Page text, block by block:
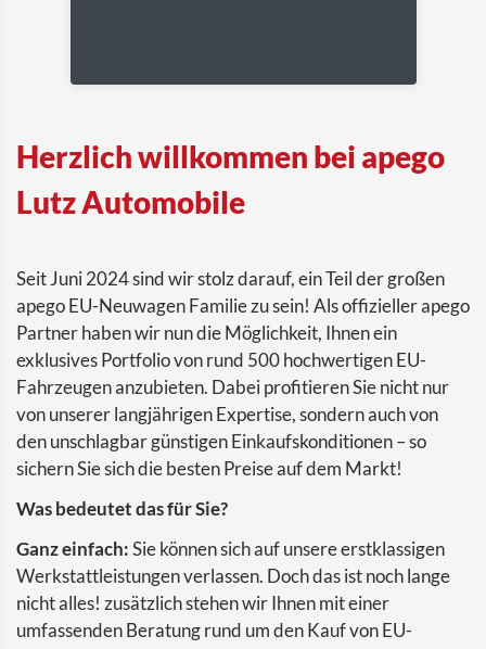
Herzlich willkommen bei apego
Lutz Automobile
Seit Juni 2024 sind wir stolz darauf, ein Teil der großen
apego EU-Neuwagen Familie zu sein! Als offizieller apego
Partner haben wir nun die Möglichkeit, Ihnen ein
exklusives Portfolio von rund 500 hochwertigen EU-
Fahrzeugen anzubieten. Dabei profitieren Sie nicht nur
von unserer langjährigen Expertise, sondern auch von
den unschlagbar günstigen Einkaufskonditionen – so
sichern Sie sich die besten Preise auf dem Markt!
Was bedeutet das für Sie?
Ganz einfach:Sie können sich auf unsere erstklassigen
Werkstattleistungen verlassen. Doch das ist noch lange
nicht alles! zusätzlich stehen wir Ihnen mit einer
umfassenden Beratung rund um den Kauf von EU-